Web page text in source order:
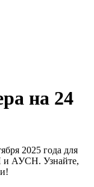
на 24
2025 года для
АУСН. Узнайте,